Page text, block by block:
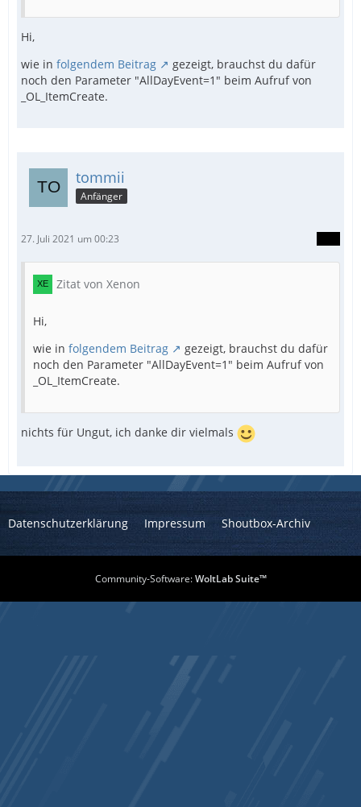
Hi,
wie in folgendem Beitrag
gezeigt, brauchst du dafür
noch den Parameter "AllDayEvent=1" beim Aufruf von
_OL_ItemCreate.
tommii
Anfänger
27. Juli 2021 um 00:23
Zitat von Xenon
Hi,
wie in folgendem Beitrag
gezeigt, brauchst du dafür
noch den Parameter "AllDayEvent=1" beim Aufruf von
_OL_ItemCreate.
nichts für Ungut, ich danke dir vielmals
Datenschutzerklärung Impressum Shoutbox-Archiv
Community-Software:WoltLab Suite™